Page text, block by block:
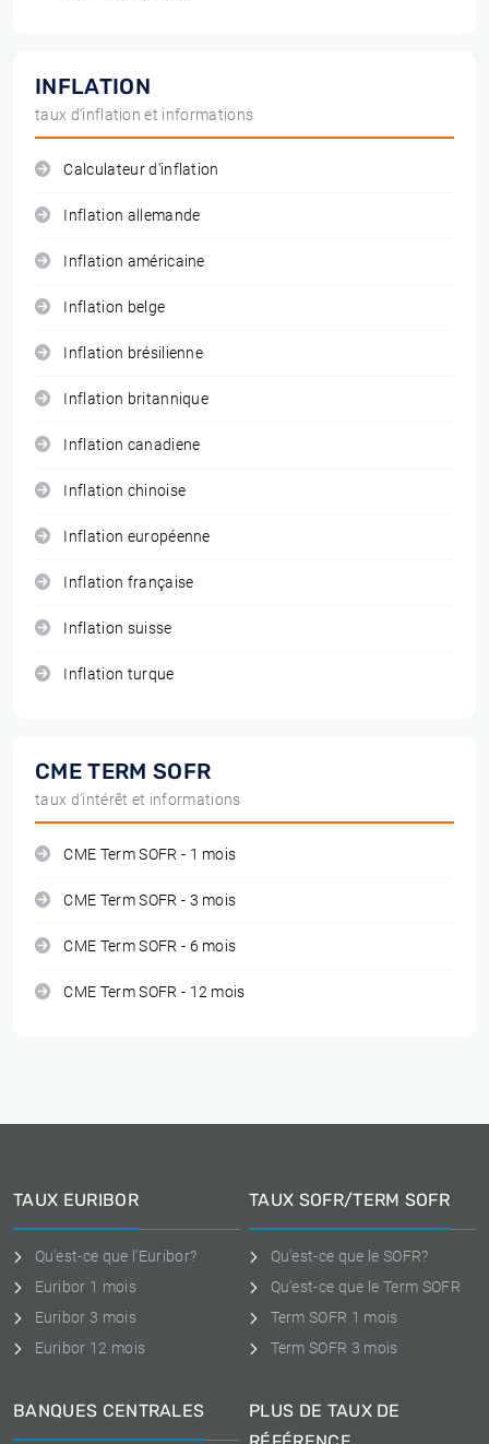
INFLATION
taux d'inflation et informations
Calculateur d'inflation
Inflation allemande
Inflation américaine
Inflation belge
Inflation brésilienne
Inflation britannique
Inflation canadiene
Inflation chinoise
Inflation européenne
Inflation française
Inflation suisse
Inflation turque
CME TERM SOFR
taux d'intérêt et informations
CME Term SOFR - 1 mois
CME Term SOFR - 3 mois
CME Term SOFR - 6 mois
CME Term SOFR - 12 mois
TAUX EURIBOR
Qu'est-ce que l'Euribor?
Euribor 1 mois
Euribor 3 mois
Euribor 12 mois
TAUX SOFR/TERM SOFR
Qu'est-ce que le SOFR?
Qu'est-ce que le Term SOFR
Term SOFR 1 mois
Term SOFR 3 mois
BANQUES CENTRALES
PLUS DE TAUX DE